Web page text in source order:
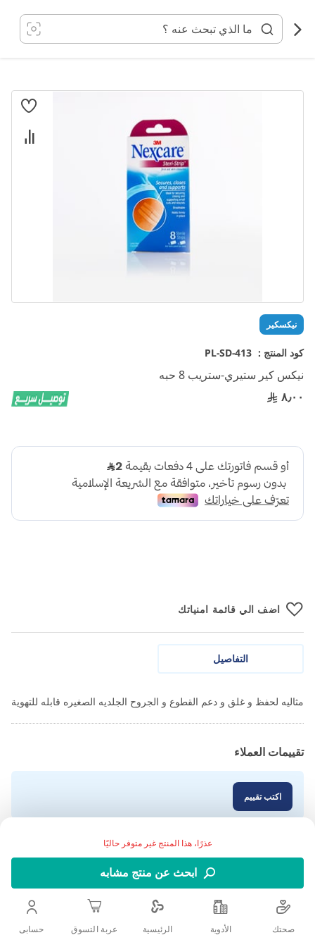
المحتوى
نيكسكير
كود المنتج : PL-SD-413
نيكس كير ستيري-ستريب 8 حبه
٨٫٠٠
عذرًا، هذا المنتج غير متوفر حاليًا
ابحث عن منتج مشابه
اضف الي قائمة امنياتك
انتقل
تخطي
إلى
بداية
معرض
الصور
التفاصيل
مثاليه لحفظ و غلق و دعم القطوع و الجروح الجلديه الصغيره قابله للتهوية
تقييمات العملاء
اكتب تقييم
صحتك الأدوية الرئيسية عربة التسوق حسابى